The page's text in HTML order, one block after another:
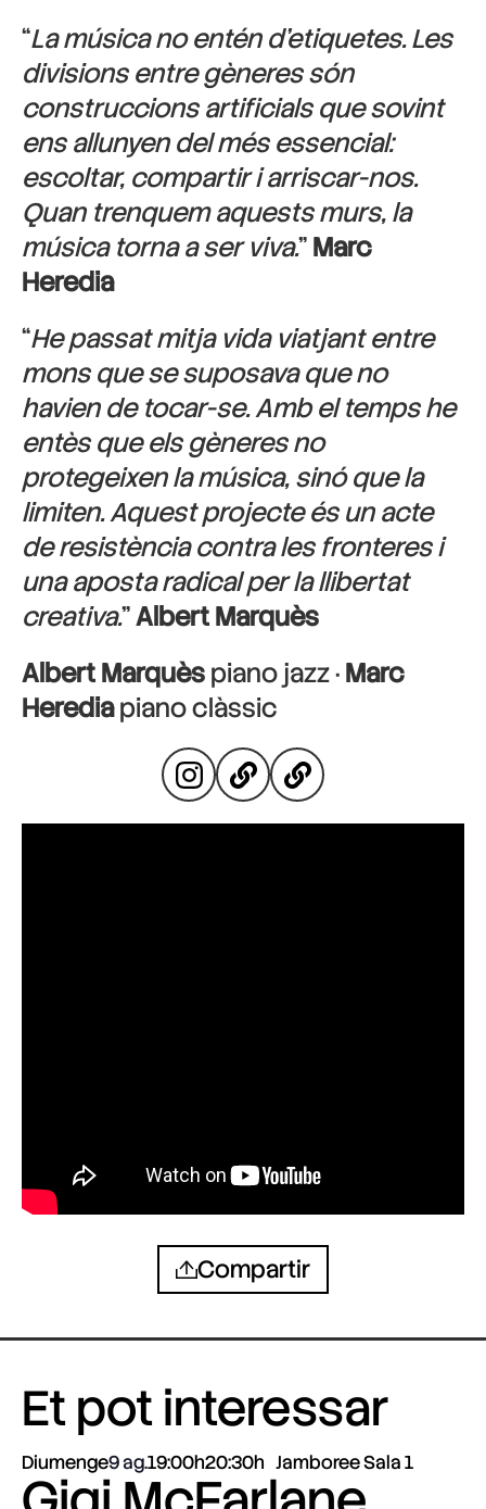
“La música no entén d’etiquetes. Les
divisions entre gèneres són
construccions artificials que sovint
ens allunyen del més essencial:
escoltar, compartir i arriscar-nos.
Quan trenquem aquests murs, la
música torna a ser viva.”Marc
Heredia
“He passat mitja vida viatjant entre
mons que se suposava que no
havien de tocar-se. Amb el temps he
entès que els gèneres no
protegeixen la música, sinó que la
limiten. Aquest projecte és un acte
de resistència contra les fronteres i
una aposta radical per la llibertat
creativa.”Albert Marquès
Albert Marquèspiano jazz ·Marc
Herediapiano clàssic
Compartir
Et pot interessar
Diumenge9 ag.19:00h20:30h Jamboree Sala 1